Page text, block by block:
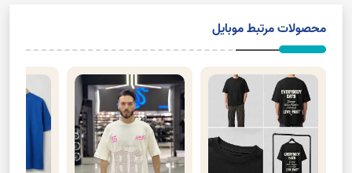
محصولات مرتبط موبایل